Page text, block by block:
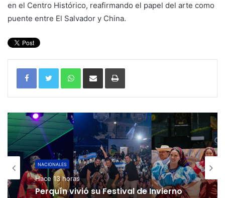
en el Centro Histórico, reafirmando el papel del arte como
puente entre El Salvador y China.
WhatsAppCompartir por correo electrónicoImprimir
NACIONALES
Hace 13 horas
Perquín vivió su Festival de Invierno